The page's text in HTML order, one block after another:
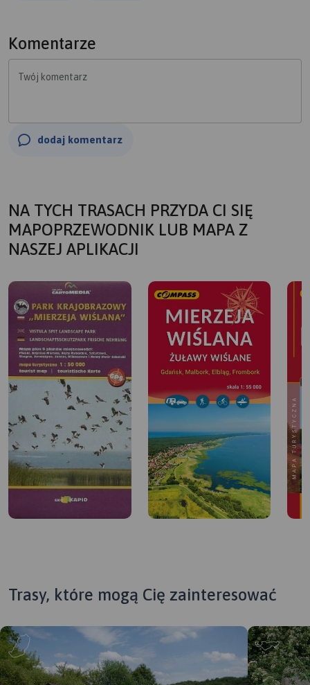
Komentarze
Twój komentarz
dodaj komentarz
NA TYCH TRASACH PRZYDA CI SIĘ
MAPOPRZEWODNIK LUB MAPA Z
NASZEJ APLIKACJI
Trasy, które mogą Cię zainteresować